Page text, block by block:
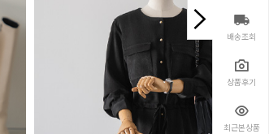
배송조회
상품후기
최근본상품